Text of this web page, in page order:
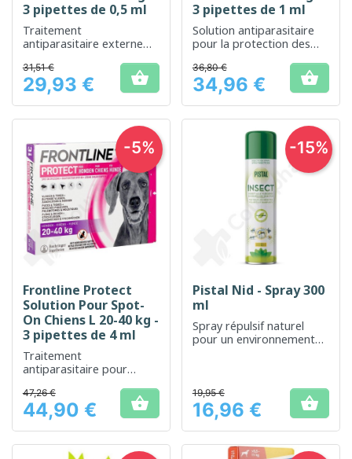
3 pipettes de 0,5 ml
Traitement
antiparasitaire externe
durable des chiens de
petite taille
Prix
31,51 €
29,93 € 
3 pipettes de 1 ml
Solution antiparasitaire
pour la protection des
Prix
36,80 €
34,96 € 
Frontline Protect
Solution Pour Spot-
On Chiens L 20-40 kg -
3 pipettes de 4 ml
Traitement
antiparasitaire pour
votre chien contre les
puces et les tiques
Prix
47,26 €
44,90 € 
-5%
Pistal Nid - Spray 300
ml
Spray répulsif naturel
pour un environnement
Prix
19,95 €
16,96 € 
-15%